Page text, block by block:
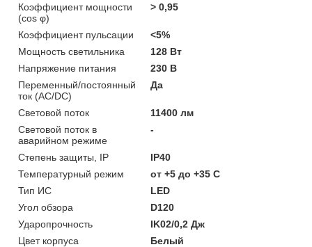
Коэффициент мощности
(cos φ)
> 0,95
Коэффициент пульсации
<5%
Мощность светильника
128 Вт
Напряжение питания
230 В
Переменный/постоянный
ток (AC/DC)
Да
Световой поток
11400 лм
Световой поток в
аварийном режиме
-
Степень защиты, IP
IP40
Температурный режим
от +5 до +35 C
Тип ИС
LED
Угол обзора
D120
Ударопрочность
IK02/0,2 Дж
Цвет корпуса
Белый